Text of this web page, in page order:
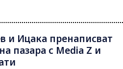
и Ицака пренаписват
пазара с Media Z и